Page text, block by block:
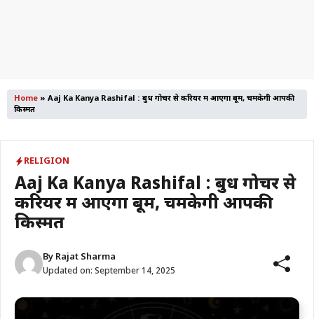
Home » Aaj Ka Kanya Rashifal : बुध गोचर से करियर में आएगा बूम, चमकेगी आपकी
किस्मत
RELIGION
Aaj Ka Kanya Rashifal : बुध गोचर से
करियर में आएगा बूम, चमकेगी आपकी
किस्मत
By Rajat Sharma
Updated on: September 14, 2025